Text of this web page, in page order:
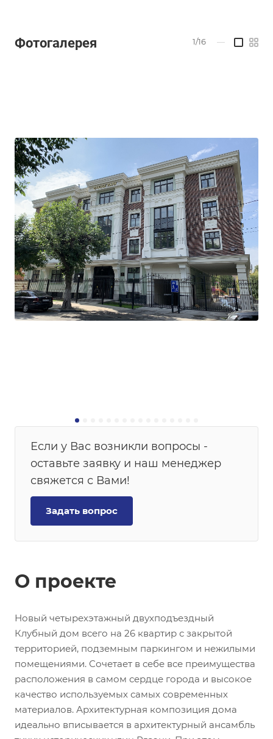
Фотогалерея 1/16 —
Если у Вас возникли вопросы -
оставьте заявку и наш менеджер
свяжется с Вами!
Задать вопрос
О проекте
Новый четырехэтажный двухподъездный
Клубный дом всего на 26 квартир с закрытой
территорией, подземным паркингом и нежилыми
помещениями. Сочетает в себе все преимущества
расположения в самом сердце города и высокое
качество используемых самых современных
материалов. Архитектурная композиция дома
идеально вписывается в архитектурный ансамбль